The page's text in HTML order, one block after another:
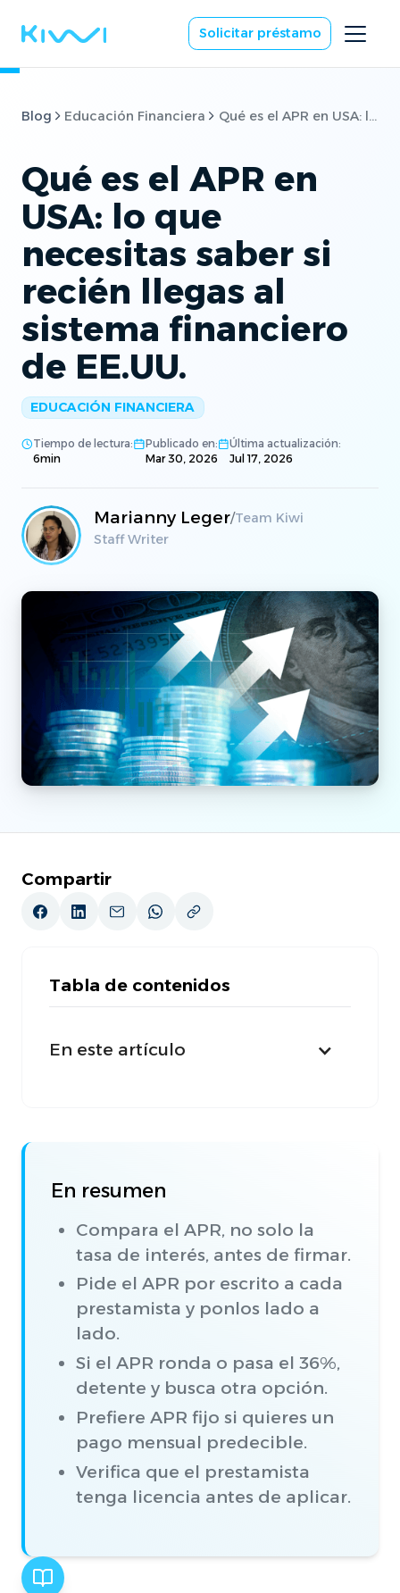
Solicitar préstamo
Blog Educación Financiera Qué es el APR en USA: lo que necesitas saber si recién llegas al sistema financiero de EE.UU.
Qué es el APR en
USA: lo que
necesitas saber si
recién llegas al
sistema financiero
de EE.UU.
EDUCACIÓN FINANCIERA
Tiempo de lectura:
6min
Publicado en:
Mar 30, 2026
Última actualización:
Jul 17, 2026
Marianny Leger/Team Kiwi
Staff Writer
Compartir
Tabla de contenidos
En este artículo
En resumen
Compara el APR, no solo la
tasa de interés, antes de firmar.
Pide el APR por escrito a cada
prestamista y ponlos lado a
lado.
Si el APR ronda o pasa el 36%,
detente y busca otra opción.
Prefiere APR fijo si quieres un
pago mensual predecible.
Verifica que el prestamista
tenga licencia antes de aplicar.